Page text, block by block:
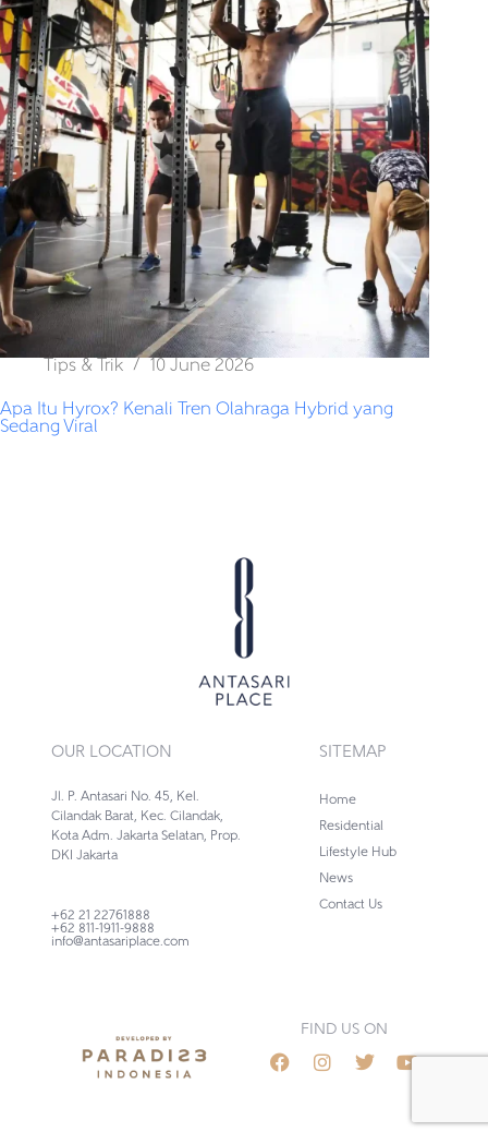
Tips & Trik 10 June 2026
Apa Itu Hyrox? Kenali Tren Olahraga Hybrid yang
Sedang Viral
OUR LOCATION
Jl. P. Antasari No. 45, Kel.
Cilandak Barat, Kec. Cilandak,
Kota Adm. Jakarta Selatan, Prop.
DKI Jakarta
+62 21 22761888
+62 811-1911-9888
info@antasariplace.com
SITEMAP
Home
Residential
Lifestyle Hub
News
Contact Us
FIND US ON